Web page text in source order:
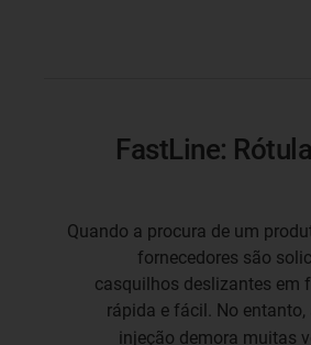
FastLine:
Quando a procura de um
fornecedores são
casquilhos deslizantes em
rápida e fácil. No
injeção demora muitas